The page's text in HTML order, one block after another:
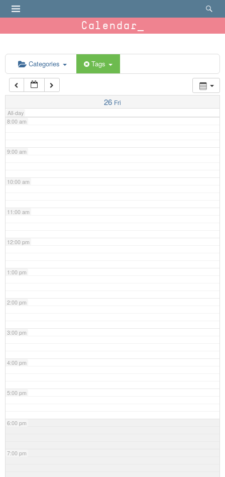
Calendar
Categories Tags
26 Fri
All-day
6:00 am
7:00 am
8:00 am
9:00 am
10:00 am
11:00 am
12:00 pm
1:00 pm
2:00 pm
3:00 pm
4:00 pm
5:00 pm
6:00 pm
7:00 pm